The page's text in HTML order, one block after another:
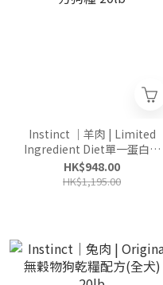
Instinct ｜羊肉 | Limited
Ingredient Diet單一蛋白配
方狗糧 20lb
HK$948.00
HK$1,195.00